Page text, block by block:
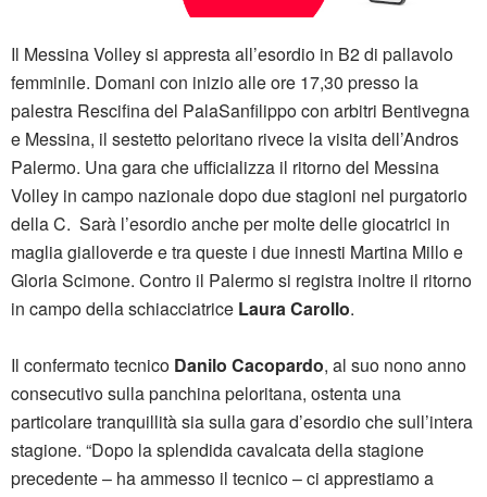
Il Messina Volley si appresta all’esordio in B2 di pallavolo
femminile. Domani con inizio alle ore 17,30 presso la
palestra Rescifina del PalaSanfilippo con arbitri Bentivegna
e Messina, il sestetto peloritano rivece la visita dell’Andros
Palermo. Una gara che ufficializza il ritorno del Messina
Volley in campo nazionale dopo due stagioni nel purgatorio
della C. Sarà l’esordio anche per molte delle giocatrici in
maglia gialloverde e tra queste i due innesti Martina Millo e
Gloria Scimone. Contro il Palermo si registra inoltre il ritorno
in campo della schiacciatrice Laura Carollo.
Il confermato tecnico Danilo Cacopardo, al suo nono anno
consecutivo sulla panchina peloritana, ostenta una
particolare tranquillità sia sulla gara d’esordio che sull’intera
stagione. “Dopo la splendida cavalcata della stagione
precedente – ha ammesso il tecnico – ci apprestiamo a